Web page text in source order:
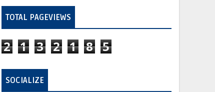
TOTAL PAGEVIEWS
2 1 3 2 1 8 5
SOCIALIZE